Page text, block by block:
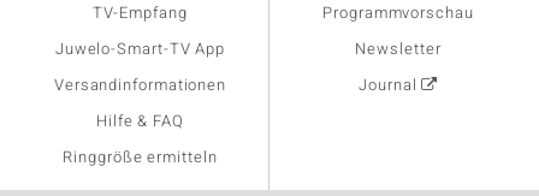
TV-Empfang
Juwelo-Smart-TV App
Versandinformationen
Hilfe & FAQ
Ringgröße ermitteln
Programmvorschau
Newsletter
Journal